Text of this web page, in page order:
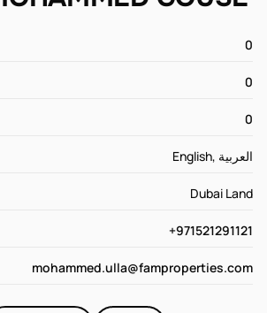
0
0
0
English, العربية
Dubai Land
+971521291121
mohammed.ulla@famproperties.com